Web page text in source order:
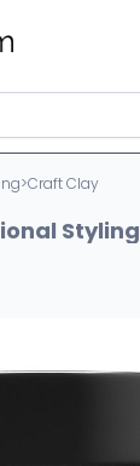
>Craft Clay
Styling